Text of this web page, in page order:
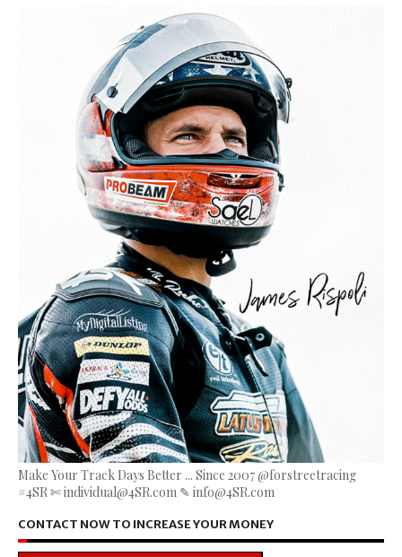
Make Your Track Days Better ... Since 2007 @forstreetracing
#4SR ✄ individual@4SR.com ✎ info@4SR.com
CONTACT NOW TO INCREASE YOUR MONEY